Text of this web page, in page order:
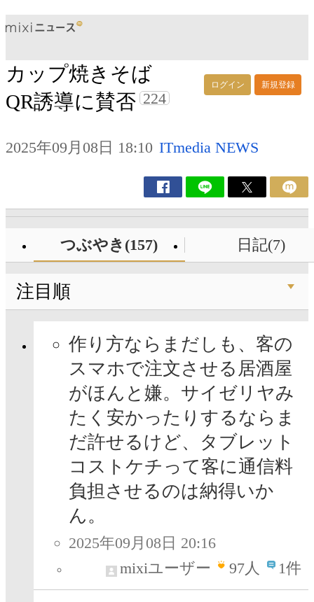
ログイン 新規登録
カップ焼きそば
QR誘導に賛否 224
2025年09月08日 18:10 ITmedia NEWS
つぶやき(157) 日記(7)
注目順
作り方ならまだしも、客の
スマホで注文させる居酒屋
がほんと嫌。サイゼリヤみ
たく安かったりするならま
だ許せるけど、タブレット
コストケチって客に通信料
負担させるのは納得いか
ん。
2025年09月08日 20:16
mixiユーザー
97人 1件